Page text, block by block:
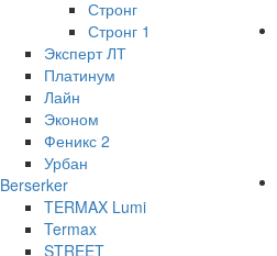
Стронг
Стронг 1
Эксперт ЛТ
Платинум
Лайн
Эконом
Феникс 2
Урбан
Berserker
TERMAX Lumi
Termax
STREET